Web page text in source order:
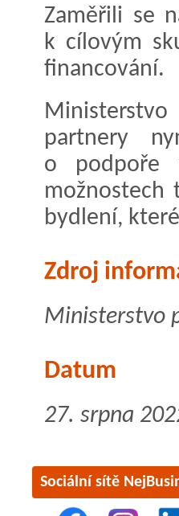
Zaměřili se
k cílovým
financování.
partnery
o podpoře
možnostech
bydlení,
Zdroj
Ministerstvo
Datum
27. srpna
Sociální sítě